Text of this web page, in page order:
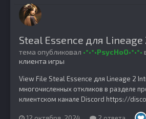
Steal Essence для
тема опубликовал •°•°•PsycHoO•°•°•
клиента игры
View File Steal Essence для Lineage 2
многочисленных откликов в разделе
клиентском канале Discord https://